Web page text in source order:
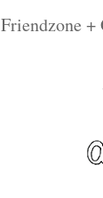
Friendzone +